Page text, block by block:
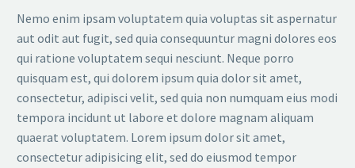
Nemo enim ipsam voluptatem quia voluptas sit aspernatur
aut odit aut fugit, sed quia consequuntur magni dolores eos
qui ratione voluptatem sequi nesciunt. Neque porro
quisquam est, qui dolorem ipsum quia dolor sit amet,
consectetur, adipisci velit, sed quia non numquam eius modi
tempora incidunt ut labore et dolore magnam aliquam
quaerat voluptatem. Lorem ipsum dolor sit amet,
consectetur adipisicing elit, sed do eiusmod tempor